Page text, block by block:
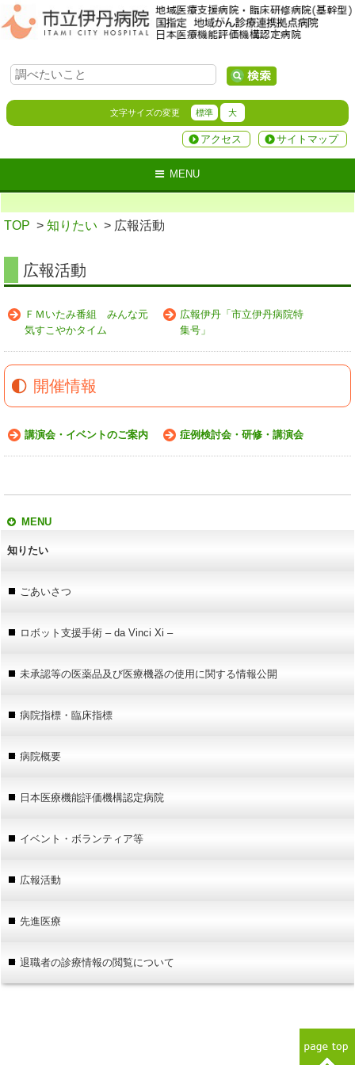
文字サイズの変更 標準 大
サイトマップ
アクセス
MENU
TOP > 知りたい > 広報活動
広報活動
ＦＭいたみ番組 みんな元
気すこやかタイム
広報伊丹「市立伊丹病院特
集号」
開催情報
講演会・イベントのご案内 症例検討会・研修・講演会
MENU
知りたい
ごあいさつ
ロボット支援手術 – da Vinci Xi –
未承認等の医薬品及び医療機器の使用に関する情報公開
病院指標・臨床指標
病院概要
日本医療機能評価機構認定病院
イベント・ボランティア等
広報活動
先進医療
退職者の診療情報の閲覧について